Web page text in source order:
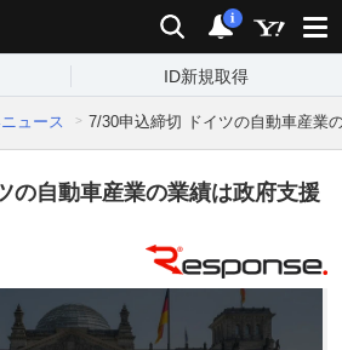
検索 通知
i
ID新規取得
ュース 7/30申込締切 ドイツの自動車産業
の自動車産業の業績は政府支援